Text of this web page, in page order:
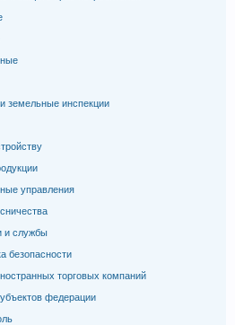
земельные инспекции
управления
и службы
безопасности
торговых компаний
федерации